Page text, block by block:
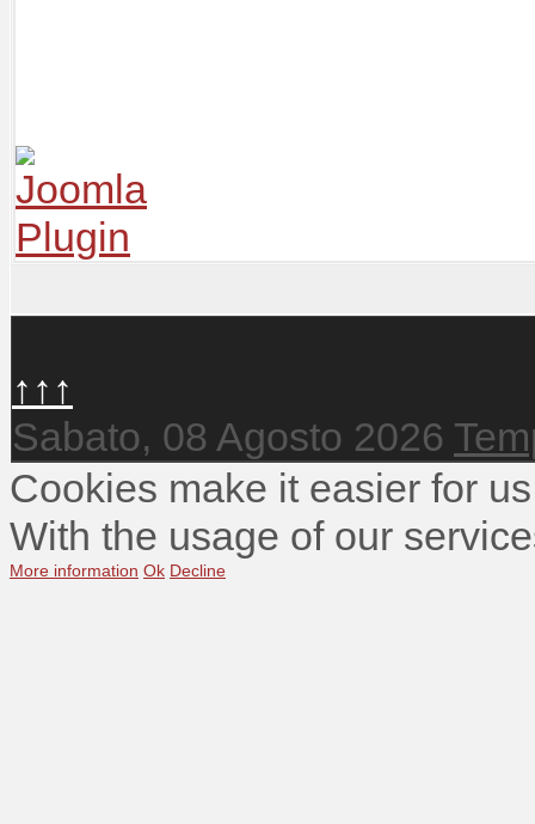
↑↑↑
Sabato, 08 Agosto 2026
Cookies make it easier for
With the usage of our
More information Ok Decline